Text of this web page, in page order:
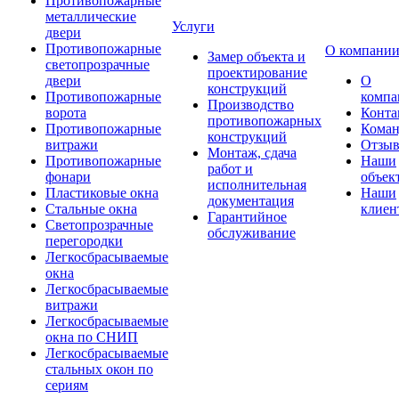
металлические
двери
Противопожарные
светопрозрачные
двери
Противопожарные
ворота
Противопожарные
витражи
Противопожарные
фонари
Пластиковые окна
Стальные окна
Светопрозрачные
перегородки
Легкосбрасываемые
окна
Легкосбрасываемые
витражи
Легкосбрасываемые
окна по СНИП
Легкосбрасываемые
стальных окон по
сериям
Услуги
Замер объекта и
проектирование
конструкций
Производство
противопожарных
конструкций
Монтаж, сдача
работ и
исполнительная
документация
Гарантийное
обслуживание
О компании
О
Наши
Наши